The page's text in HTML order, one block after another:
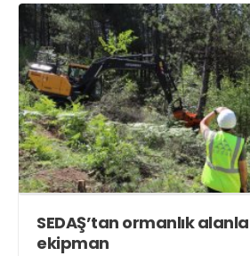
SEDAŞ’tan ormanlık
ekipman